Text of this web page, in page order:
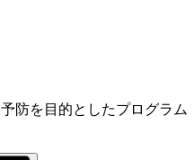
防を目的としたプログラム